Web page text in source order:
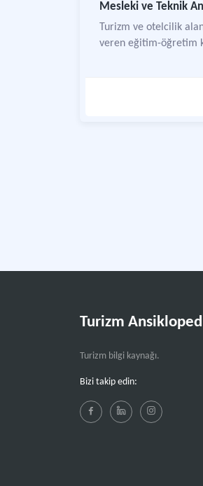
Mesleki ve Teknik
Turizm ve otelcilik
veren eğitim-öğretim
Turizm
Turizm bilgi kaynağı.
Bizi takip edin: